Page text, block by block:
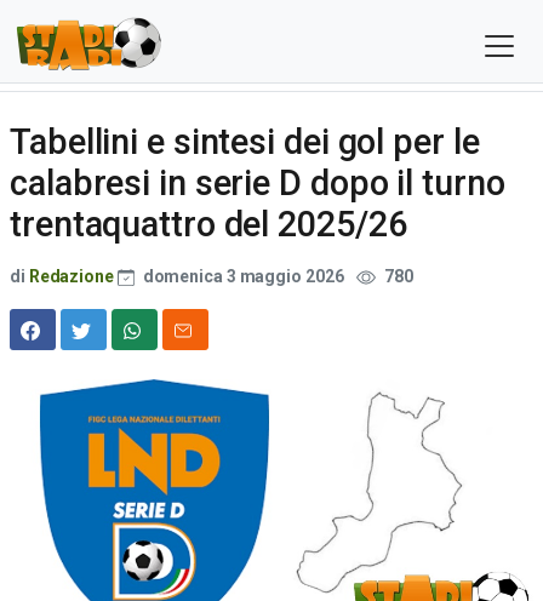
Tabellini e sintesi dei gol per le
calabresi in serie D dopo il turno
trentaquattro del 2025/26
di Redazione domenica 3 maggio 2026 780